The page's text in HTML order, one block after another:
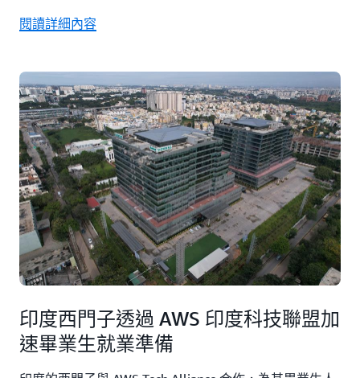
閱讀詳細內容
印度西門子透過 AWS 印度科技聯盟加
速畢業生就業準備